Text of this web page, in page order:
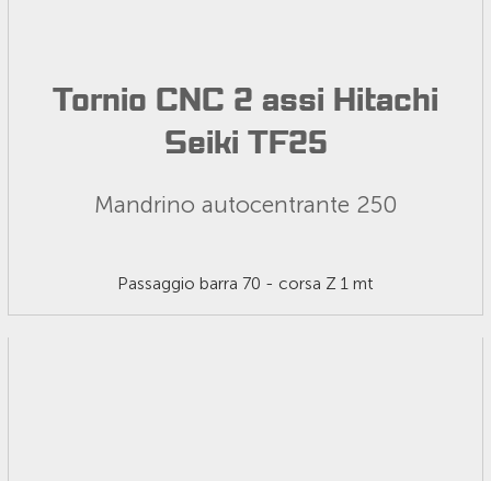
Tornio CNC 2 assi Hitachi
Seiki TF25
Mandrino autocentrante 250
Passaggio barra 70 - corsa Z 1 mt